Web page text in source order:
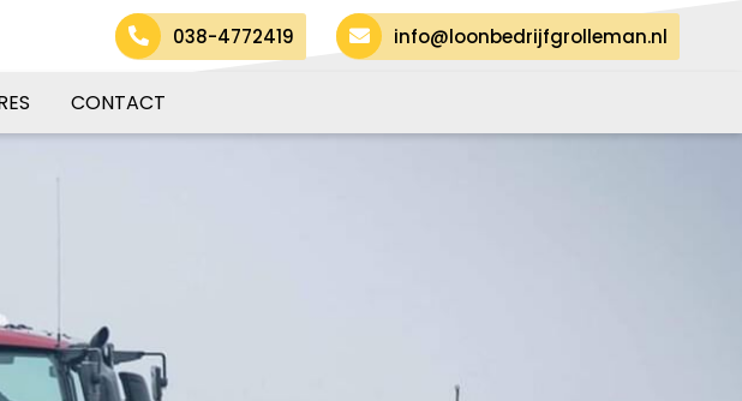
038-4772419 info@loonbedrijfgrolleman.nl
CONTACT